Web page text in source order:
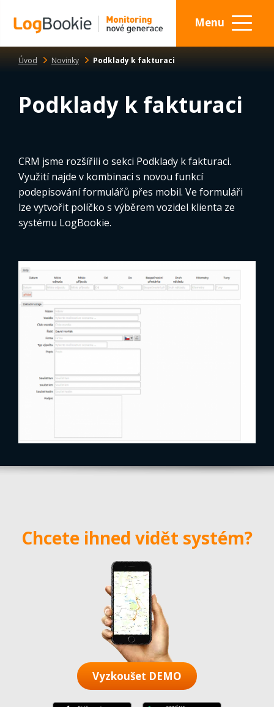
Menu
Úvod Novinky Podklady k fakturaci
Podklady k fakturaci
CRM jsme rozšířili o sekci Podklady k fakturaci.
Využití najde v kombinaci s novou funkcí
podepisování formulářů přes mobil. Ve formuláři
lze vytvořit políčko s výběrem vozidel klienta ze
systému LogBookie.
Chcete ihned vidět systém?
Vyzkoušet DEMO